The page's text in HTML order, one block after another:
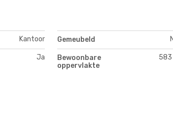
Kantoor Gemeubeld
Ja
Bewoonbare
oppervlakte
583